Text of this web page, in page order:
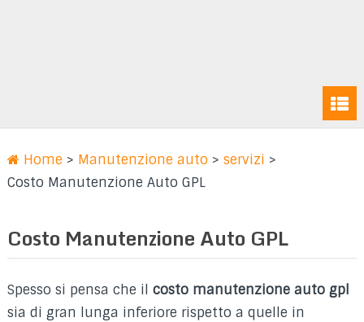
Home > Manutenzione auto > servizi >
Costo Manutenzione Auto GPL
Costo Manutenzione Auto GPL
Spesso si pensa che il costo manutenzione auto gpl
sia di gran lunga inferiore rispetto a quelle in